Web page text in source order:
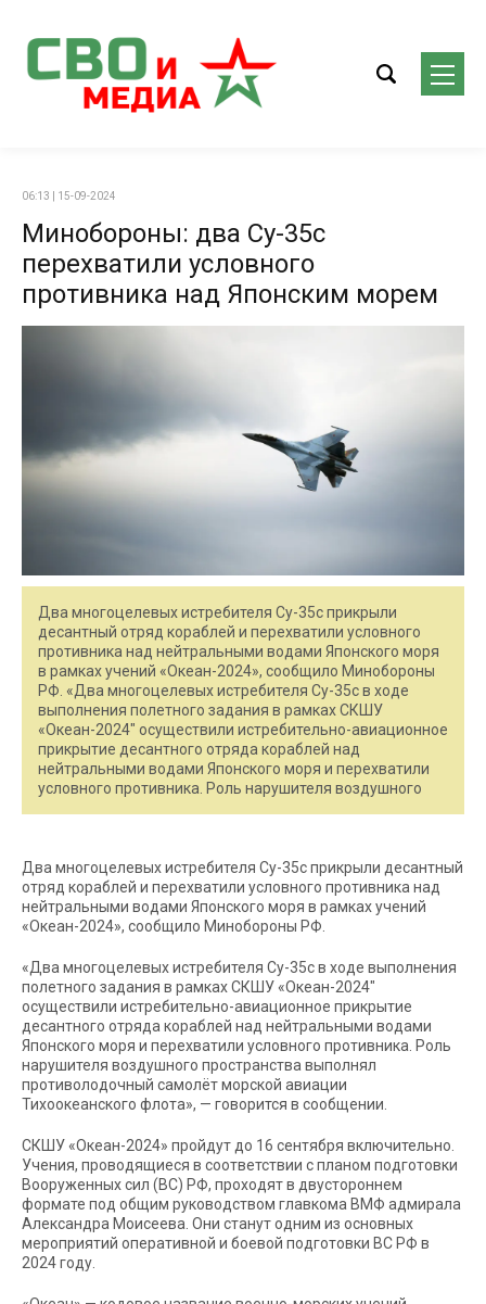
06:13 | 15-09-2024
Минобороны: два Су-35с
перехватили условного
противника над Японским морем
Два многоцелевых истребителя Су-35с прикрыли
десантный отряд кораблей и перехватили условного
противника над нейтральными водами Японского моря
в рамках учений «Океан-2024», сообщило Минобороны
РФ. «Два многоцелевых истребителя Су-35с в ходе
выполнения полетного задания в рамках СКШУ
«Океан-2024″ осуществили истребительно-авиационное
прикрытие десантного отряда кораблей над
нейтральными водами Японского моря и перехватили
условного противника. Роль нарушителя воздушного
Два многоцелевых истребителя Су-35с прикрыли десантный
отряд кораблей и перехватили условного противника над
нейтральными водами Японского моря в рамках учений
«Океан-2024», сообщило Минобороны РФ.
«Два многоцелевых истребителя Су-35с в ходе выполнения
полетного задания в рамках СКШУ «Океан-2024″
осуществили истребительно-авиационное прикрытие
десантного отряда кораблей над нейтральными водами
Японского моря и перехватили условного противника. Роль
нарушителя воздушного пространства выполнял
противолодочный самолёт морской авиации
Тихоокеанского флота», — говорится в сообщении.
СКШУ «Океан-2024» пройдут до 16 сентября включительно.
Учения, проводящиеся в соответствии с планом подготовки
Вооруженных сил (ВС) РФ, проходят в двустороннем
формате под общим руководством главкома ВМФ адмирала
Александра Моисеева. Они станут одним из основных
мероприятий оперативной и боевой подготовки ВС РФ в
2024 году.